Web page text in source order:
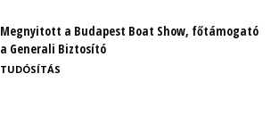
Megnyitott a Budapest Boat Show, főtámogató
a Generali Biztosító
TUDÓSÍTÁS